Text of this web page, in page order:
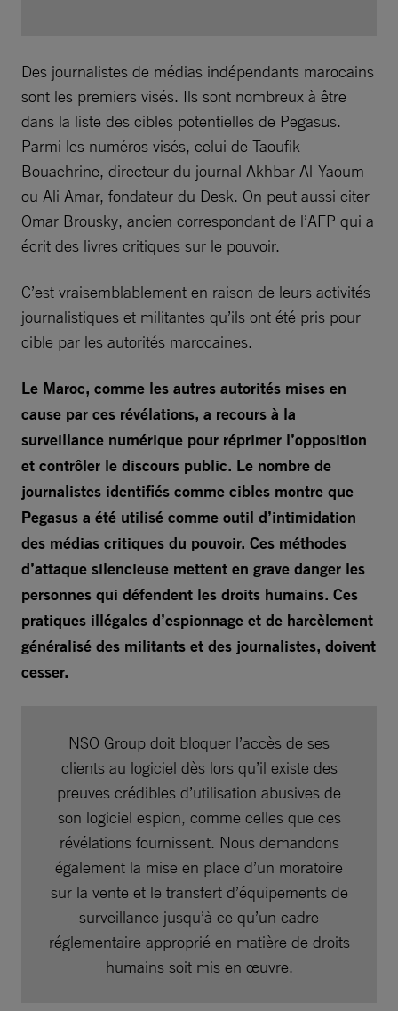
Des journalistes de médias indépendants marocains
sont les premiers visés. Ils sont nombreux à être
dans la liste des cibles potentielles de Pegasus.
Parmi les numéros visés, celui de Taoufik
Bouachrine, directeur du journal Akhbar Al-Yaoum
ou Ali Amar, fondateur du Desk. On peut aussi citer
Omar Brousky, ancien correspondant de l’AFP qui a
écrit des livres critiques sur le pouvoir.
C’est vraisemblablement en raison de leurs activités
journalistiques et militantes qu’ils ont été pris pour
cible par les autorités marocaines.
Le Maroc, comme les autres autorités mises en
cause par ces révélations, a recours à la
surveillance numérique pour réprimer l’opposition
et contrôler le discours public. Le nombre de
journalistes identifiés comme cibles montre que
Pegasus a été utilisé comme outil d’intimidation
des médias critiques du pouvoir. Ces méthodes
d’attaque silencieuse mettent en grave danger les
personnes qui défendent les droits humains. Ces
pratiques illégales d’espionnage et de harcèlement
généralisé des militants et des journalistes, doivent
cesser.
NSO Group doit bloquer l’accès de ses
clients au logiciel dès lors qu’il existe des
preuves crédibles d’utilisation abusives de
son logiciel espion, comme celles que ces
révélations fournissent. Nous demandons
également la mise en place d’un moratoire
sur la vente et le transfert d’équipements de
surveillance jusqu’à ce qu’un cadre
réglementaire approprié en matière de droits
humains soit mis en œuvre.